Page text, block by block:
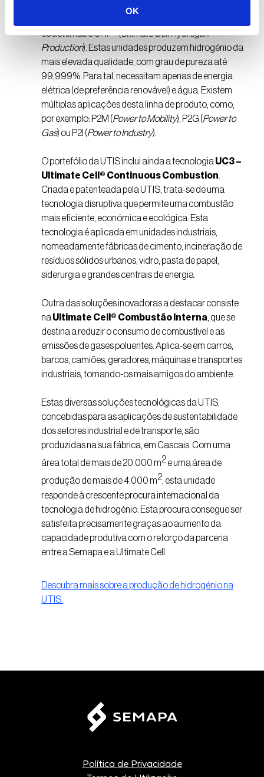
OK
os sistemas UCHP® (Ultimate Cell Hydrogen
Production). Estas unidades produzem hidrogénio da
mais elevada qualidade, com grau de pureza até
99,999%. Para tal, necessitam apenas de energia
elétrica (de preferência renovável) e água. Existem
múltiplas aplicações desta linha de produto, como,
por exemplo: P2M (Power to Mobility), P2G (Power to
Gas) ou P2I (Power to Industry).
O portefólio da UTIS inclui ainda a tecnologia UC3 –
Ultimate Cell® Continuous Combustion
Criada e patenteada pela UTIS, trata-se de uma
tecnologia disruptiva que permite uma combustão
mais eficiente, económica e ecológica. Esta
tecnologia é aplicada em unidades industriais,
nomeadamente fábricas de cimento, incineração de
resíduos sólidos urbanos, vidro, pasta de papel,
siderurgia e grandes centrais de energia.
Outra das soluções inovadoras a destacar consiste
na Ultimate Cell® Combustão Interna , que se
destina a reduzir o consumo de combustível e as
emissões de gases poluentes. Aplica-se em carros,
barcos, camiões, geradores, máquinas e transportes
industriais, tornando-os mais amigos do ambiente.
Estas diversas soluções tecnológicas da UTIS,
concebidas para as aplicações de sustentabilidade
dos setores industrial e de transporte, são
produzidas na sua fábrica, em Cascais. Com uma
área total de mais de 20.000 m2e uma área de
produção de mais de 4.000 m2, esta unidade
responde à crescente procura internacional da
tecnologia de hidrogénio. Esta procura consegue ser
satisfeita precisamente graças ao aumento da
capacidade produtiva com o reforço da parceria
entre a Semapa e a Ultimate Cell.
Descubra mais sobre a produção de hidrogénio na
UTIS.
Política de Privacidade